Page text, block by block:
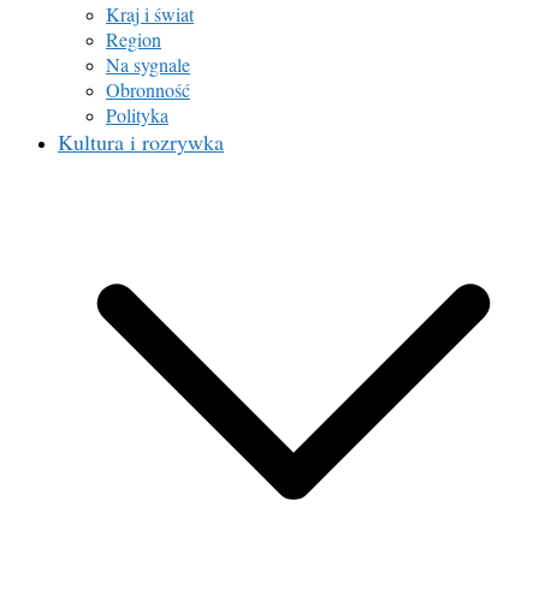
Kraj i świat
Region
Na sygnale
Obronność
Polityka
Kultura i rozrywka